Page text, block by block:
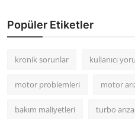
Popüler Etiketler
kronik sorunlar kullanıcı
motor problemleri motor
bakım maliyetleri turbo